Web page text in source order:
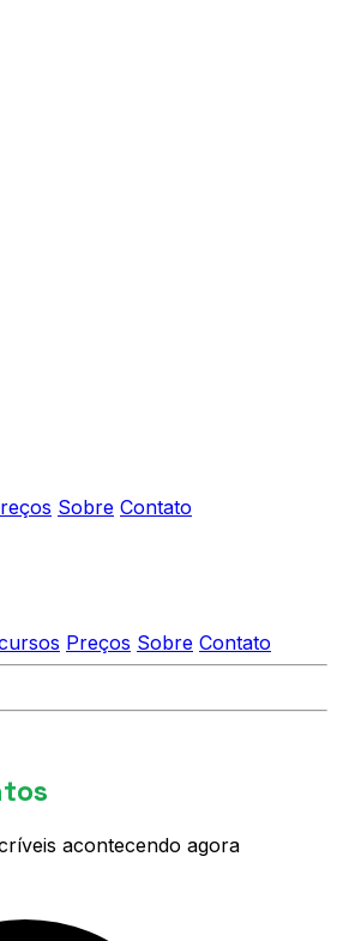
Sobre Contato
Preços Sobre Contato
acontecendo agora